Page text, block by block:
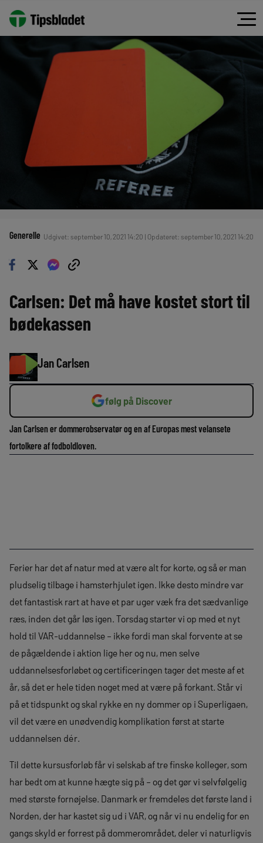
Generelle Udgivet: september 10, 2021 14:20 | Opdateret: september 10, 2021 14:20
Carlsen: Det må have kostet stort til
bødekassen
Jan Carlsen
følg på Discover
Jan Carlsen er dommerobservatør og en af Europas mest velansete
fortolkere af fodboldloven.
Ferier har det af natur med at være alt for korte, og så er man
pludselig tilbage i hamsterhjulet igen. Ikke desto mindre var
det fantastisk rart at have et par uger væk fra det sædvanlige
ræs, inden det går løs igen. Torsdag starter vi op med et nyt
hold til VAR-uddannelse – ikke fordi man skal forvente at se
de pågældende i aktion lige her og nu, men selve
uddannelsesforløbet og certificeringen tager det meste af et
år, så det er hele tiden noget med at være på forkant. Står vi
på et tidspunkt og skal rykke en ny dommer op i Superligaen,
vil det være en unødvendig komplikation først at starte
uddannelsen dér.
Til dette kursusforløb får vi selskab af tre finske kolleger, som
har bedt om at kunne hægte sig på – og det gør vi selvfølgelig
med største fornøjelse. Danmark er fremdeles det første land i
Norden, der har kastet sig ud i VAR, og når vi nu endelig for en
gangs skyld er forrest på dommerområdet, deler vi naturligvis